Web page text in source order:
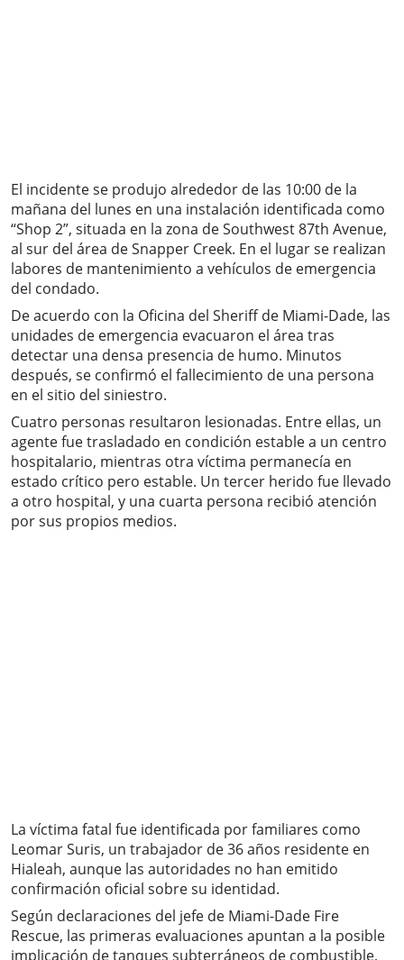
El incidente se produjo alrededor de las 10:00 de la
mañana del lunes en una instalación identificada como
“Shop 2”, situada en la zona de Southwest 87th Avenue,
al sur del área de Snapper Creek. En el lugar se realizan
labores de mantenimiento a vehículos de emergencia
del condado.
De acuerdo con la Oficina del Sheriff de Miami-Dade, las
unidades de emergencia evacuaron el área tras
detectar una densa presencia de humo. Minutos
después, se confirmó el fallecimiento de una persona
en el sitio del siniestro.
Cuatro personas resultaron lesionadas. Entre ellas, un
agente fue trasladado en condición estable a un centro
hospitalario, mientras otra víctima permanecía en
estado crítico pero estable. Un tercer herido fue llevado
a otro hospital, y una cuarta persona recibió atención
por sus propios medios.
La víctima fatal fue identificada por familiares como
Leomar Suris, un trabajador de 36 años residente en
Hialeah, aunque las autoridades no han emitido
confirmación oficial sobre su identidad.
Según declaraciones del jefe de Miami-Dade Fire
Rescue, las primeras evaluaciones apuntan a la posible
implicación de tanques subterráneos de combustible,